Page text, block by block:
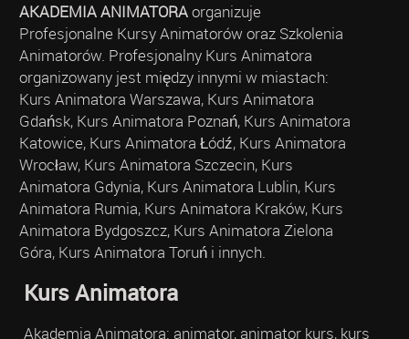
AKADEMIA ANIMATORAorganizuje
Profesjonalne Kursy Animatorów oraz Szkolenia
Animatorów. Profesjonalny Kurs Animatora
organizowany jest między innymi w miastach:
Kurs Animatora Warszawa, Kurs Animatora
Gdańsk, Kurs Animatora Poznań, Kurs Animatora
Katowice, Kurs Animatora Łódź, Kurs Animatora
Wrocław, Kurs Animatora Szczecin, Kurs
Animatora Gdynia, Kurs Animatora Lublin, Kurs
Animatora Rumia, Kurs Animatora Kraków, Kurs
Animatora Bydgoszcz, Kurs Animatora Zielona
Góra, Kurs Animatora Toruń i innych.
Kurs Animatora
Akademia Animatora: animator, animator kurs, kurs